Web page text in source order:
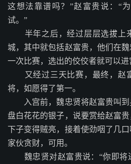
这想法靠谱吗？”赵富贵说：“
试。”
半年之后，经过层层选拔上
城，其中就包括赵富贵，他们在
一次比赛，选出的佼佼者就可以进
又经过三天比赛，最终，赵
将，如愿得了第一。
入宫前，魏忠贤将赵富贵叫到
盘白花花的银子，说要赏给赵富
下子变得贼亮，接着使劲咽了几
家伙贪财，可用。
魏忠贤对赵富贵说：“你即将